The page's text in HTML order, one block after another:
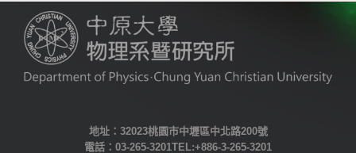
地址：32023桃園市中壢區中北路200號
電話：03-265-3201 TEL:+886-3-265-3201